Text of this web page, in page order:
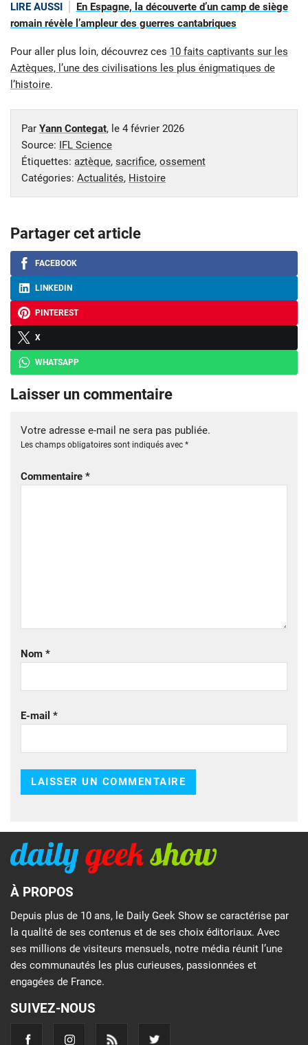
LIRE AUSSI
En Espagne, la découverte d’un camp de siège
romain révèle l’ampleur des guerres cantabriques
Pour aller plus loin, découvrez ces 10 faits captivants sur les
Aztèques, l’une des civilisations les plus énigmatiques de
l’histoire.
Par Yann Contegat, le 4 février 2026
Source: IFL Science
Étiquettes: aztèque, sacrifice, ossement
Catégories: Actualités, Histoire
Partager cet article
FACEBOOK
LINKEDIN
PINTEREST
X
WHATSAPP
Laisser un commentaire
Votre adresse e-mail ne sera pas publiée.
Les champs obligatoires sont indiqués avec *
Commentaire *
Nom *
E-mail *
À PROPOS
Depuis plus de 10 ans, le Daily Geek Show se caractérise par
la qualité de ses contenus et de ses choix éditoriaux. Avec
ses millions de visiteurs mensuels, notre média réunit l’une
des communautés les plus curieuses, passionnées et
engagées de France.
SUIVEZ-NOUS